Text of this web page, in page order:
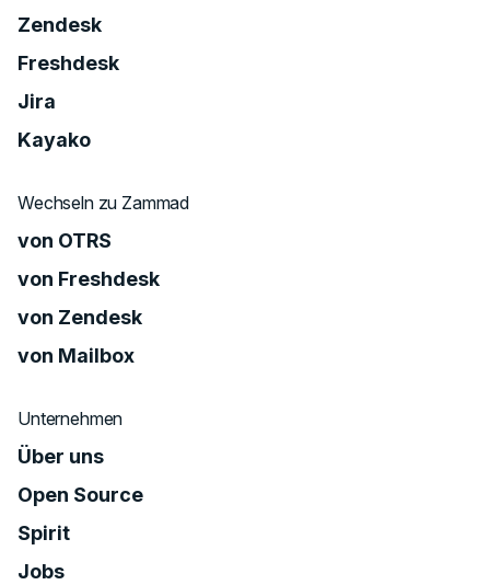
Zendesk
Freshdesk
Jira
Kayako
Wechseln zu Zammad
von OTRS
von Freshdesk
von Zendesk
von Mailbox
Unternehmen
Über uns
Open Source
Spirit
Jobs